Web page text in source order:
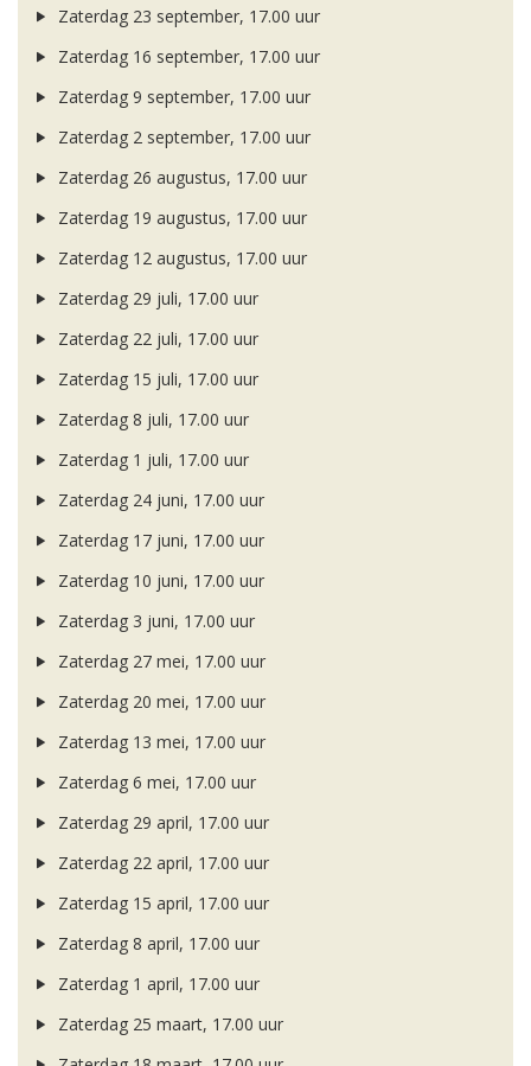
Zaterdag 23 september, 17.00 uur
Zaterdag 16 september, 17.00 uur
Zaterdag 9 september, 17.00 uur
Zaterdag 2 september, 17.00 uur
Zaterdag 26 augustus, 17.00 uur
Zaterdag 19 augustus, 17.00 uur
Zaterdag 12 augustus, 17.00 uur
Zaterdag 29 juli, 17.00 uur
Zaterdag 22 juli, 17.00 uur
Zaterdag 15 juli, 17.00 uur
Zaterdag 8 juli, 17.00 uur
Zaterdag 1 juli, 17.00 uur
Zaterdag 24 juni, 17.00 uur
Zaterdag 17 juni, 17.00 uur
Zaterdag 10 juni, 17.00 uur
Zaterdag 3 juni, 17.00 uur
Zaterdag 27 mei, 17.00 uur
Zaterdag 20 mei, 17.00 uur
Zaterdag 13 mei, 17.00 uur
Zaterdag 6 mei, 17.00 uur
Zaterdag 29 april, 17.00 uur
Zaterdag 22 april, 17.00 uur
Zaterdag 15 april, 17.00 uur
Zaterdag 8 april, 17.00 uur
Zaterdag 1 april, 17.00 uur
Zaterdag 25 maart, 17.00 uur